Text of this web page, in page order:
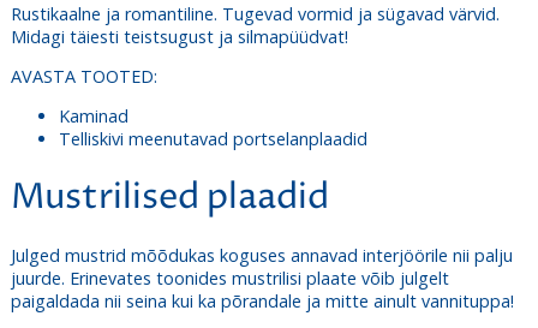
Rustikaalne ja romantiline. Tugevad vormid ja sügavad värvid.
Midagi täiesti teistsugust ja silmapüüdvat!
AVASTA TOOTED:
Kaminad
Telliskivi meenutavad portselanplaadid
Mustrilised plaadid
Julged mustrid mõõdukas koguses annavad interjöörile nii palju
juurde. Erinevates toonides mustrilisi plaate võib julgelt
paigaldada nii seina kui ka põrandale ja mitte ainult vannituppa!